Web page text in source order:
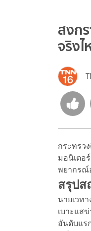
สงก
จริงไ
กระทรว
มอนิเตอ
พยากรณ์
สรุปส
นายเวท
เบาะแส
อันดับแร